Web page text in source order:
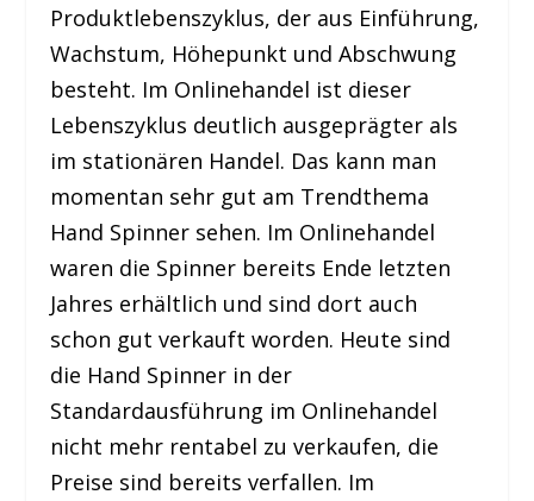
Produktlebenszyklus, der aus Einführung,
Wachstum, Höhepunkt und Abschwung
besteht. Im Onlinehandel ist dieser
Lebenszyklus deutlich ausgeprägter als
im stationären Handel. Das kann man
momentan sehr gut am Trendthema
Hand Spinner sehen. Im Onlinehandel
waren die Spinner bereits Ende letzten
Jahres erhältlich und sind dort auch
schon gut verkauft worden. Heute sind
die Hand Spinner in der
Standardausführung im Onlinehandel
nicht mehr rentabel zu verkaufen, die
Preise sind bereits verfallen. Im